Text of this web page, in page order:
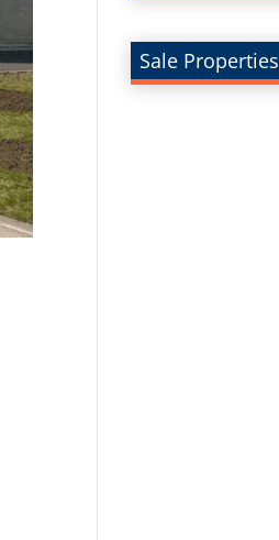
Sale Properties